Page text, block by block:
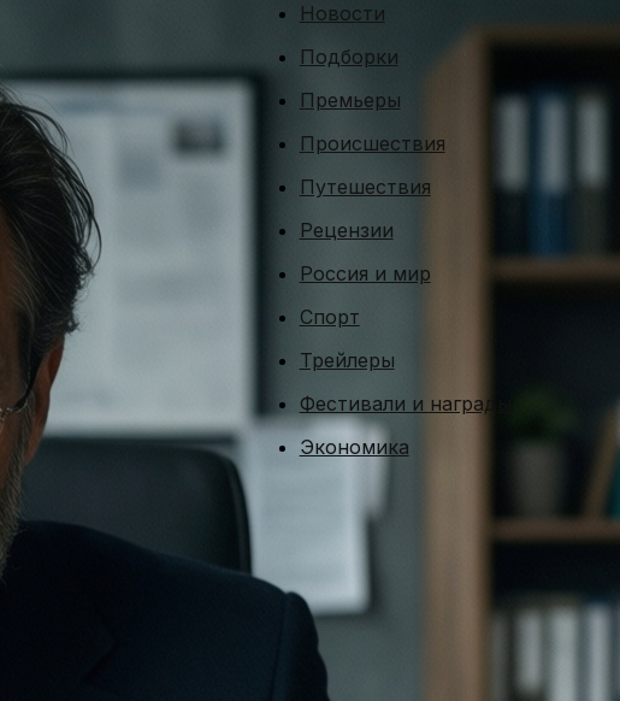
Новости
Подборки
Премьеры
Происшествия
Путешествия
Рецензии
Россия и мир
Спорт
Трейлеры
Фестивали и награды
Экономика